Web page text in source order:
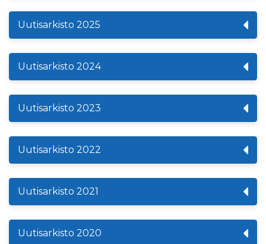
Uutisarkisto 2025
Uutisarkisto 2024
Uutisarkisto 2023
Uutisarkisto 2022
Uutisarkisto 2021
Uutisarkisto 2020